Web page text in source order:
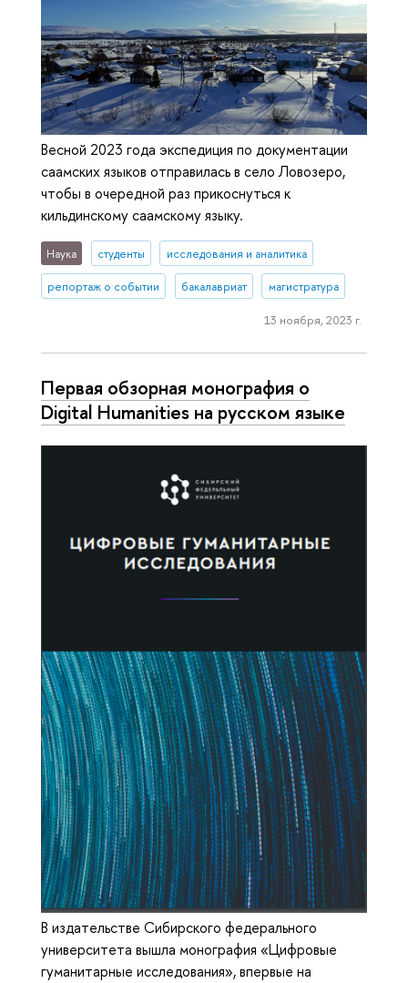
Весной 2023 года экспедиция по документации
саамских языков отправилась в село Ловозеро,
чтобы в очередной раз прикоснуться к
кильдинскому саамскому языку.
Наука студенты исследования и аналитика
репортаж о событии бакалавриат магистратура
13 ноября, 2023 г.
Первая обзорная монография о
Digital Humanities на русском языке
В издательстве Сибирского федерального
университета вышла монография «Цифровые
гуманитарные исследования», впервые на